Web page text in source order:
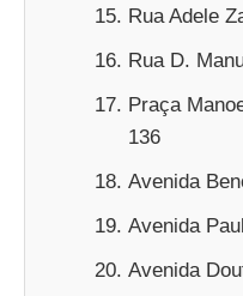
Rua Adele
Rua D.
Praça
136
Avenida
Avenida
Avenida